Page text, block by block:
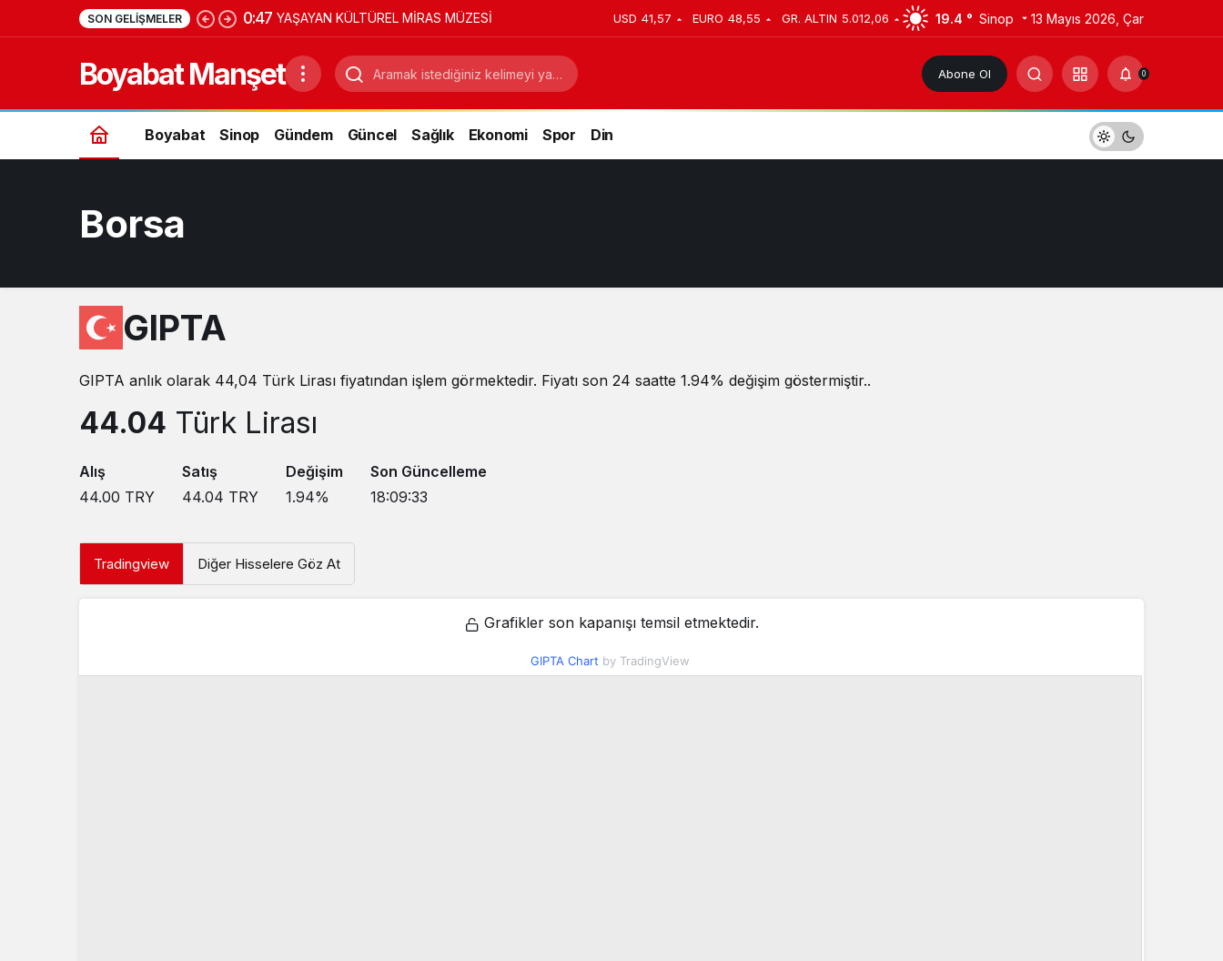
SON GELIŞMELER 0:47 YAŞAYAN KÜLTÜREL MİRAS MÜZESİ USD 41,57 EURO 48,55 GR. ALTIN 5.012,06 19.4 ° Sinop 13 Mayıs 2026, Çar
Boyabat Manşet Abone Ol 0
Boyabat Sinop Gündem Güncel Sağlık Ekonomi Spor Din
Borsa
GIPTA
GIPTA anlık olarak 44,04 Türk Lirası fiyatından işlem görmektedir. Fiyatı son 24 saatte 1.94% değişim göstermiştir..
44.04 Türk Lirası
Alış
44.00 TRY
Satış
44.04 TRY
Değişim
1.94%
Son Güncelleme
18:09:33
Tradingview Diğer Hisselere Göz At
Grafikler son kapanışı temsil etmektedir.
GIPTA Chart by TradingView